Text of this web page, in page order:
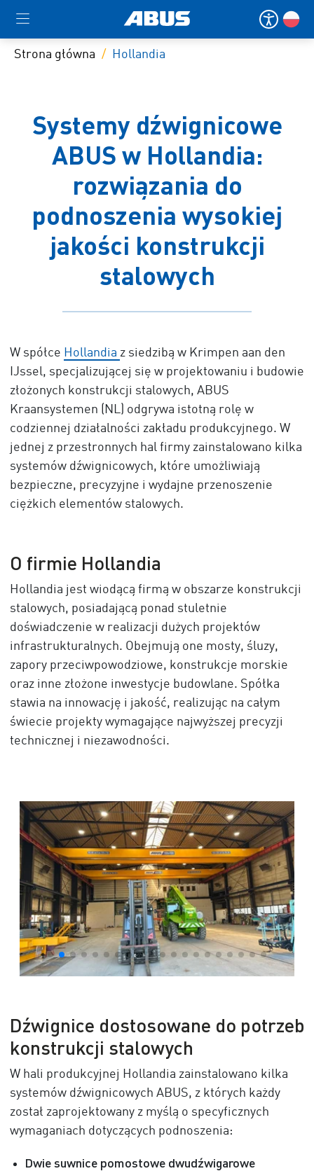
Strona główna Hollandia
Systemy dźwignicowe
ABUS w Hollandia:
rozwiązania do
podnoszenia wysokiej
jakości konstrukcji
stalowych
W spółce Hollandia z siedzibą w Krimpen aan den
IJssel, specjalizującej się w projektowaniu i budowie
złożonych konstrukcji stalowych, ABUS
Kraansystemen (NL) odgrywa istotną rolę w
codziennej działalności zakładu produkcyjnego. W
jednej z przestronnych hal firmy zainstalowano kilka
systemów dźwignicowych, które umożliwiają
bezpieczne, precyzyjne i wydajne przenoszenie
ciężkich elementów stalowych.
O firmie Hollandia
Hollandia jest wiodącą firmą w obszarze konstrukcji
stalowych, posiadającą ponad stuletnie
doświadczenie w realizacji dużych projektów
infrastrukturalnych. Obejmują one mosty, śluzy,
zapory przeciwpowodziowe, konstrukcje morskie
oraz inne złożone inwestycje budowlane. Spółka
stawia na innowację i jakość, realizując na całym
świecie projekty wymagające najwyższej precyzji
technicznej i niezawodności.
Dźwignice dostosowane do potrzeb
konstrukcji stalowych
W hali produkcyjnej Hollandia zainstalowano kilka
systemów dźwignicowych ABUS, z których każdy
został zaprojektowany z myślą o specyficznych
wymaganiach dotyczących podnoszenia:
Dwie suwnice pomostowe dwudźwigarowe